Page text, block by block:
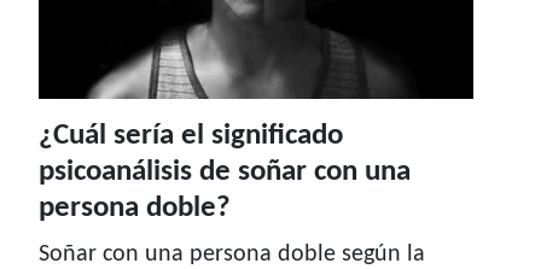
¿Cuál sería el significado
psicoanálisis de soñar con una
persona doble?
Soñar con una persona doble según la